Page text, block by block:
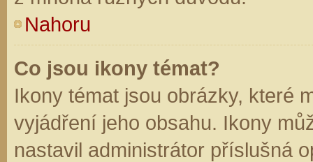
Nahoru
Co jsou ikony témat?
Ikony témat jsou obrázky, které
vyjádření jeho obsahu. Ikony
nastavil administrátor příslušná